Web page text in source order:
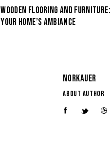
WOODEN FLOORING AND FURNITURE:
YOUR HOME’S AMBIANCE
NORKAUER
ABOUT AUTHOR